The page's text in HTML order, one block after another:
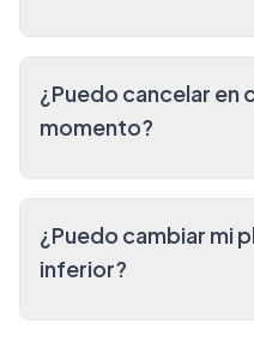
¿Puedo cancelar en
momento?
¿Puedo cambiar mi
inferior?